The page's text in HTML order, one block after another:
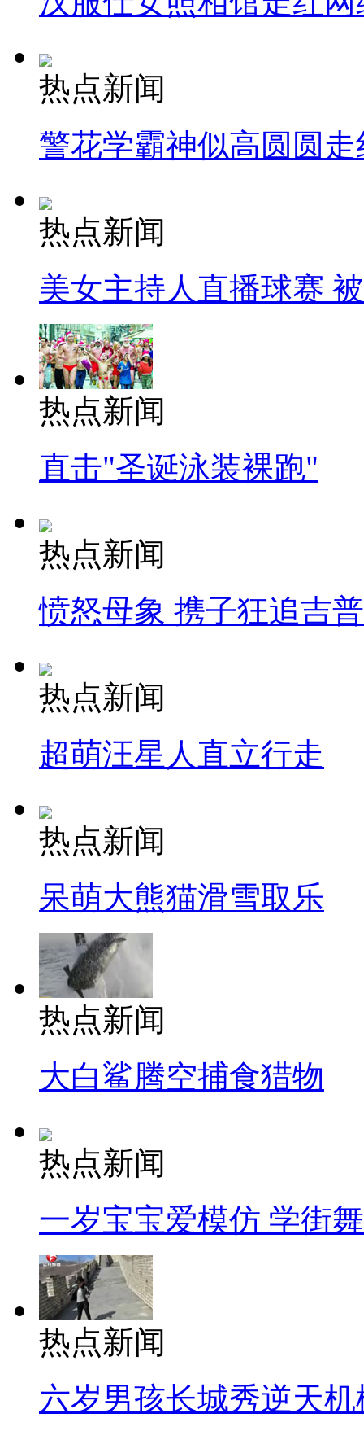
热点新闻
警花学霸神似高圆圆走
热点新闻
美女主持人直播球赛
热点新闻
直击"圣诞泳装裸跑"
热点新闻
愤怒母象 携子狂追吉
热点新闻
超萌汪星人直立行走
热点新闻
呆萌大熊猫滑雪取乐
热点新闻
大白鲨腾空捕食猎物
热点新闻
一岁宝宝爱模仿 学街
热点新闻
六岁男孩长城秀逆天机